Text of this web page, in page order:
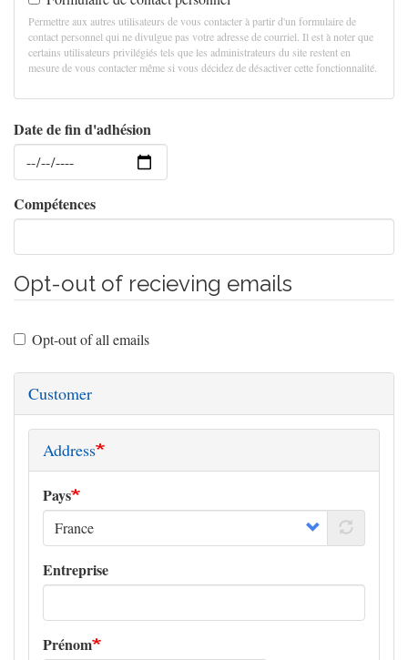
Permettre aux autres utilisateurs de vous contacter à partir d'un formulaire de
contact personnel qui ne divulgue pas votre adresse de courriel. Il est à noter que
certains utilisateurs privilégiés tels que les administrateurs du site restent en
mesure de vous contacter même si vous décidez de désactiver cette fonctionnalité.
Date de fin d'adhésion
Date
Compétences
Opt-out of recieving emails
Opt-out of all emails
Customer
Address
Pays
Entreprise
Prénom